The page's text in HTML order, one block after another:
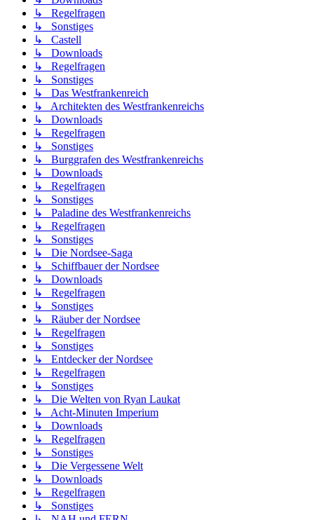
↳ Regelfragen
↳ Sonstiges
↳ Castell
↳ Downloads
↳ Regelfragen
↳ Sonstiges
↳ Das Westfrankenreich
↳ Architekten des Westfrankenreichs
↳ Downloads
↳ Regelfragen
↳ Sonstiges
↳ Burggrafen des Westfrankenreichs
↳ Downloads
↳ Regelfragen
↳ Sonstiges
↳ Paladine des Westfrankenreichs
↳ Regelfragen
↳ Sonstiges
↳ Die Nordsee-Saga
↳ Schiffbauer der Nordsee
↳ Downloads
↳ Regelfragen
↳ Sonstiges
↳ Räuber der Nordsee
↳ Regelfragen
↳ Sonstiges
↳ Entdecker der Nordsee
↳ Regelfragen
↳ Sonstiges
↳ Die Welten von Ryan Laukat
↳ Acht-Minuten Imperium
↳ Downloads
↳ Regelfragen
↳ Sonstiges
↳ Die Vergessene Welt
↳ Downloads
↳ Regelfragen
↳ Sonstiges